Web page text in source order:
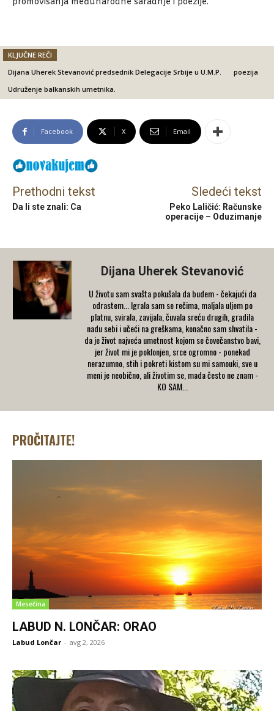
promovisanja međunarodne saradnje i poezije.
KLJUČNE REČI
Dijana Uherek Stevanović predsednik Delegacije Srbije u U.M.P.
poezija
Udruženje balkanskih umetnika.
Facebook X Email
Prethodni tekst
Da li ste znali: Ca
Sledeći tekst
Peko Laličić: Računske
operacije – Oduzimanje
Dijana Uherek Stevanović
U životu sam svašta pokušala da budem - čekajući da
odrastem... Igrala sam se rečima, maljala uljem po
platnu, svirala, zavijala, čuvala sreću drugih, gradila
nadu sebi i učeći na greškama, konačno sam shvatila -
da je život najveća umetnost kojom se čovečanstvo bavi,
jer život mi je poklonjen, srce ogromno - ponekad
nerazumno, stih i pokreti kistom su mi samouki, sve u
meni je neobično, ali životim se, mada često ne znam -
KO SAM...
PROČITAJTE!
Mesečina
LABUD N. LONČAR: ORAO
Labud Lončar - avg 2, 2026